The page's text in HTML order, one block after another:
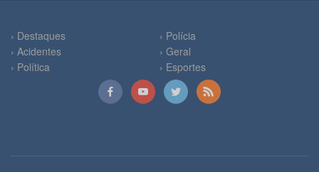
› Destaques
› Acidentes
› Política
› Polícia
› Geral
› Esportes